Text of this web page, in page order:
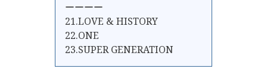
ーーーー
21.LOVE & HISTORY
22.ONE
23.SUPER GENERATION